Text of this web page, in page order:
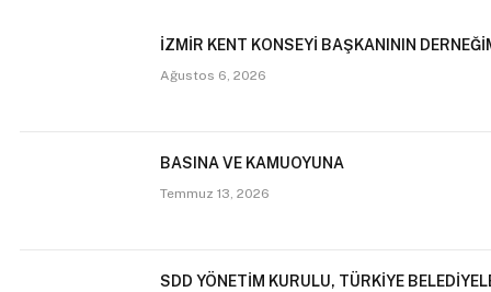
İZMİR KENT KONSEYİ BAŞKANININ
Ağustos 6, 2026
BASINA VE KAMUOYUNA
Temmuz 13, 2026
SDD YÖNETİM KURULU, TÜRKİYE